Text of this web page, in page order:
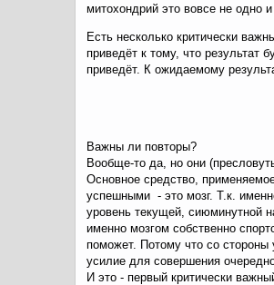
митохондрий это вовсе не одно
Есть несколько критически
приведёт к тому, что результат
приведёт. К ожидаемому
Важны ли повторы?
Вообще-то да, но они
Основное средство,
успешными - это мозг. Т.к.
уровень текущей, сиюминутной
именно мозгом собственно
поможет. Потому что со стороны
усилие для совершения
И это - первый критически